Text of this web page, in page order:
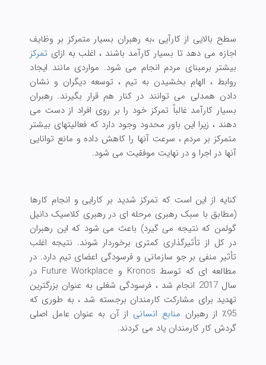
سطح بالایی از کارآیی ،به رهبران بسیار متمرکز بر وظایف
اجازه می دهد تا بسیار کارآمد باشند ، اغلب به ازای تمرکز
بیشتر برمبنای مردم انجام می شود. مواردی مانند ایجاد
روابط ، الهام بخشیدن به تیم ، توسعه دیگران و نشان
دادن همدلی می توانند در کنار هم قرار بگیرند. رهبران
بسیار کارآمد غالباً تمرکز خود را بر روی افراد از دست می
دهند ، زیرا این باور محدود وجود دارد که فعالیتهای بیشتر
متمرکز بر مردم ، سرعت آنها را کاهش داده و مانع توانایی
آنها در اجرا و در نهایت موفقیت می شود.
کنایه از این است که تمرکز شدید بر کارایی و انجام کارها
(مطابق با سبک رهبری مرحله ای در رهبری کلاسیک دانیل
گولمن که نتیجه می گیرد) باعث می شود که این رهبران
در کل از تأثیرگذاری کمتری برخوردار شوند. نتیجه اغلب
تأثیر منفی بر جو سازمانی و فرسودگی اعضای تیم دارد. در
مطالعه ای که توسط Kronos و Future Workplace در
سال 2017 انجام شد ، فرسودگی شغلی به عنوان بزرگترین
تهدید برای مشارکت کارمندان برجسته شد ، به طوری که
95٪ از رهبران
منابع انسانی از آن به عنوان عامل اصلی
گردش کار کارمندان یاد می کردند.